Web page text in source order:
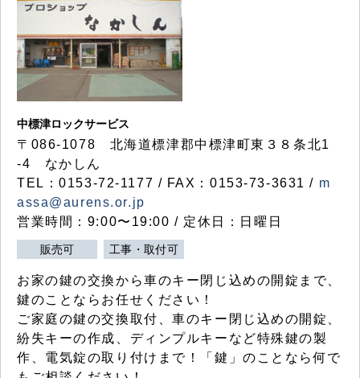
中標津ロックサービス
〒086-1078 北海道標津郡中標津町東３８条北1
-4 なかしん
TEL：0153-72-1177 / FAX：0153-73-3631 / m
assa@aurens.or.jp
営業時間：9:00〜19:00 / 定休日：日曜日
販売可 工事・取付可
お家の鍵の交換から車のキー閉じ込めの開錠まで、
鍵のことならお任せください！
ご家庭の鍵の交換取付、車のキー閉じ込めの開錠、
紛失キーの作成、ディンプルキーなど特殊鍵の製
作、電気錠の取り付けまで！「鍵」のことなら何で